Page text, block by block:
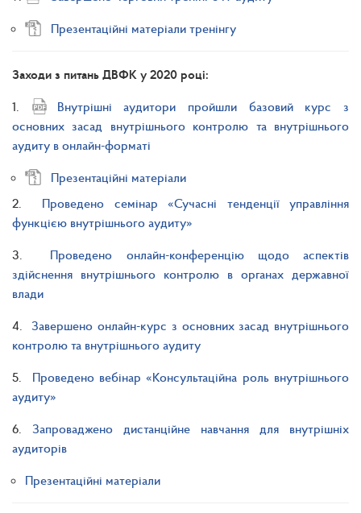
Презентаційні матеріали тренінгу
Заходи з питань ДВФК у 2020 році:
1.
Внутрішні аудитори пройшли базовий курс з
основних засад внутрішнього контролю та внутрішнього
аудиту в онлайн-форматі
Презентаційні матеріали
2. Проведено семінар «Сучасні тенденції управління
функцією внутрішнього аудиту»
3. Проведено онлайн-конференцію щодо аспектів
здійснення внутрішнього контролю в органах державної
влади
4.Завершено онлайн-курс з основних засад внутрішнього
контролю та внутрішнього аудиту
5. Проведено вебінар «Консультаційна роль внутрішнього
аудиту»
6. Запроваджено дистанційне навчання для внутрішніх
аудиторів
Презентаційні матеріали